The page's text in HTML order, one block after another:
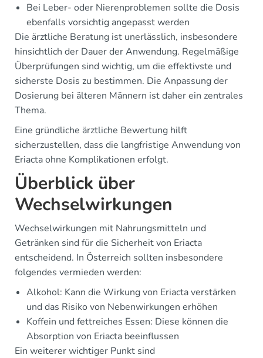
Bei Leber- oder Nierenproblemen sollte die Dosis
ebenfalls vorsichtig angepasst werden
Die ärztliche Beratung ist unerlässlich, insbesondere
hinsichtlich der Dauer der Anwendung. Regelmäßige
Überprüfungen sind wichtig, um die effektivste und
sicherste Dosis zu bestimmen. Die Anpassung der
Dosierung bei älteren Männern ist daher ein zentrales
Thema.
Eine gründliche ärztliche Bewertung hilft
sicherzustellen, dass die langfristige Anwendung von
Eriacta ohne Komplikationen erfolgt.
Überblick über
Wechselwirkungen
Wechselwirkungen mit Nahrungsmitteln und
Getränken sind für die Sicherheit von Eriacta
entscheidend. In Österreich sollten insbesondere
folgendes vermieden werden:
Alkohol: Kann die Wirkung von Eriacta verstärken
und das Risiko von Nebenwirkungen erhöhen
Koffein und fettreiches Essen: Diese können die
Absorption von Eriacta beeinflussen
Ein weiterer wichtiger Punkt sind